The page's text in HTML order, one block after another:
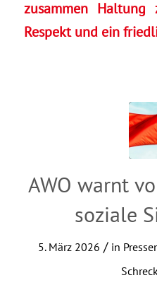
zusammen
Respekt und ein
AWO warnt
soziale
5. März 2026 / in